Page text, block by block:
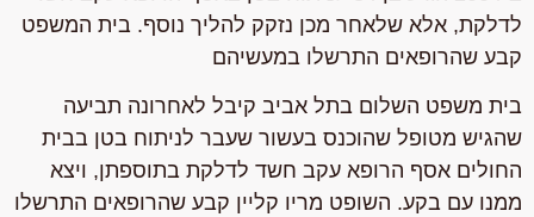
לדלקת, אלא שלאחר מכן נזקק להליך נוסף. בית המשפט
קבע שהרופאים התרשלו במעשיהם
בית משפט השלום בתל אביב קיבל לאחרונה תביעה
שהגיש מטופל שהוכנס בעשור שעבר לניתוח בטן בבית
החולים אסף הרופא עקב חשד לדלקת בתוספתן, ויצא
ממנו עם בקע. השופט מריו קליין קבע שהרופאים התרשלו